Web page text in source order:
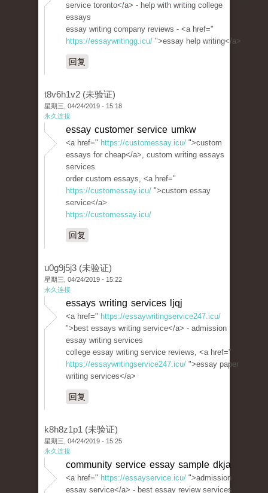
service toronto</a> - help with writing college
essays
essay writing company reviews - <a href="
https://essaywritingg.icu/ ">essay help writing</a>
回复
t8v6h1v2 (未验证)
星期三, 04/24/2019 - 15:18
永久连接
essay customer service umkw
<a href=" https://customessay.icu/ ">custom
essays for cheap</a>, custom writing essays
services
order custom essays, <a href="
https://customessay.icu/ ">custom essay
service</a>
https://customessay.icu/
回复
u0g9j5j3 (未验证)
星期三, 04/24/2019 - 15:22
永久连接
essays writing services ljqj
<a href=" https://essaywritingservice247.icu/
">best essays writing service</a> - admission
essay writing services
college essay writing service reviews, <a href="
https://essaywritingservice247.icu/ ">essay paper
writing services</a>
回复
k8h8z1p1 (未验证)
星期三, 04/24/2019 - 15:25
永久连接
community service essay sample dkja
<a href=" https://essayservice.icu/ ">admission
essay service</a> - best essay review services